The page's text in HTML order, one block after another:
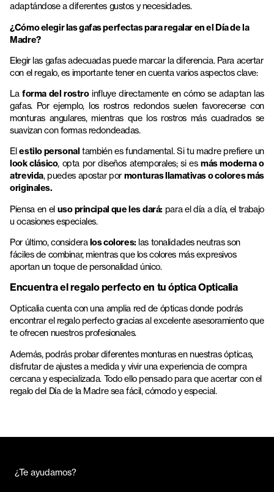
adaptándose a diferentes gustos y necesidades.
¿Cómo elegir las gafas perfectas para regalar en el Día de la
Madre?
Elegir las gafas adecuadas puede marcar la diferencia. Para acertar
con el regalo, es importante tener en cuenta varios aspectos clave:
Laforma del rostroinfluye directamente en cómo se adaptan las
gafas. Por ejemplo, los rostros redondos suelen favorecerse con
monturas angulares, mientras que los rostros más cuadrados se
suavizan con formas redondeadas.
Elestilo personal también es fundamental. Si tu madre prefiere un
look clásico, opta por diseños atemporales; si es más moderna o
atrevida, puedes apostar por monturas llamativas o colores más
originales.
Piensa en el uso principal que les dará: para el día a día, el trabajo
u ocasiones especiales.
Por último, consideralos colores: las tonalidades neutras son
fáciles de combinar, mientras que los colores más expresivos
aportan un toque de personalidad único.
Encuentra el regalo perfecto en tu óptica Opticalia
Opticalia cuenta con una amplia red de ópticas donde podrás
encontrar el regalo perfecto gracias al excelente asesoramiento que
te ofrecen nuestros profesionales.
Además, podrás probar diferentes monturas en nuestras ópticas,
disfrutar de ajustes a medida y vivir una experiencia de compra
cercana y especializada. Todo ello pensado para que acertar con el
regalo del Día de la Madre sea fácil, cómodo y especial.
¿Te ayudamos?